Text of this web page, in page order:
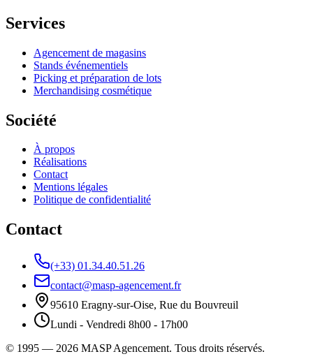
Services
Agencement de magasins
Stands événementiels
Picking et préparation de lots
Merchandising cosmétique
Société
À propos
Réalisations
Contact
Mentions légales
Politique de confidentialité
Contact
(+33) 01.34.40.51.26
contact@masp-agencement.fr
95610 Eragny-sur-Oise, Rue du Bouvreuil
Lundi - Vendredi 8h00 - 17h00
© 1995 — 2026 MASP Agencement. Tous droits réservés.